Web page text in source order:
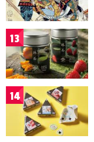
13
14